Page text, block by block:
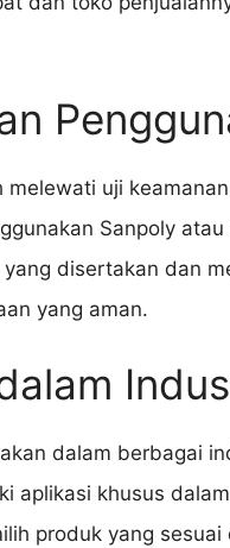
melewati uji
Sanpoly
yang disertakan dan
yang aman.
dalam berbagai
aplikasi khusus
produk yang